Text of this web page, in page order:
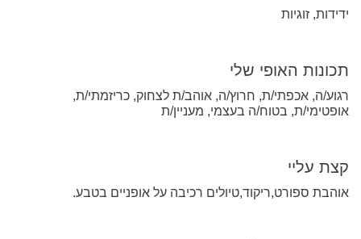
ידידות, זוגיות
תכונות האופי שלי
רגוע/ה, אכפתי/ת, חרוץ/ה, אוהב/ת לצחוק, כריזמתי/ת,
אופטימי/ת, בטוח/ה בעצמי, מעניין/ת
קצת עליי
אוהבת ספורט,ריקוד,טיולים רכיבה על אופניים בטבע.